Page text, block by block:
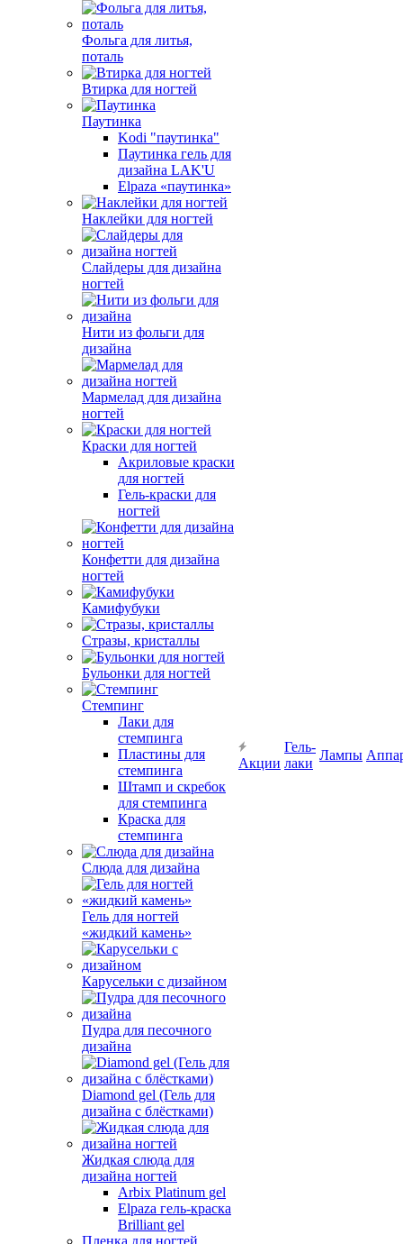
Фольга для литья,
поталь
Втирка для ногтей
Паутинка
Kodi "паутинка"
Паутинка гель для
дизайна LAK'U
Elpaza «паутинка»
Наклейки для ногтей
Слайдеры для дизайна
ногтей
Нити из фольги для
дизайна
Мармелад для дизайна
ногтей
Краски для ногтей
Акриловые краски
для ногтей
Гель-краски для
ногтей
Конфетти для дизайна
ногтей
Камифубуки
Стразы, кристаллы
Бульонки для ногтей
Стемпинг
Лаки для
стемпинга
Пластины для
стемпинга
Штамп и скребок
для стемпинга
Краска для
стемпинга
Слюда для дизайна
Гель для ногтей
«жидкий камень»
Карусельки с дизайном
Пудра для песочного
дизайна
Diamond gel (Гель для
дизайна с блёстками)
Жидкая слюда для
дизайна ногтей
Arbix Platinum gel
Elpaza гель-краска
Brilliant gel
Пленка для ногтей
Акции
Гель-
лаки
Лампы